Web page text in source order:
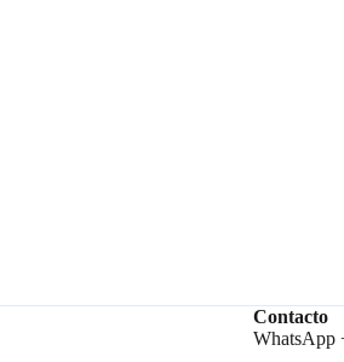
Contacto
WhatsApp